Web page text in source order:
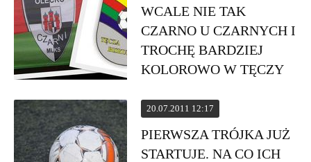
WCALE NIE TAK
CZARNO U CZARNYCH I
TROCHĘ BARDZIEJ
KOLOROWO W TĘCZY
20.07.2011 12:17
PIERWSZA TRÓJKA JUŻ
STARTUJE. NA CO ICH